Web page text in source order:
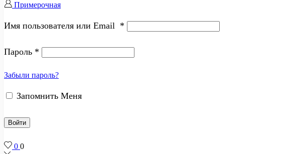
Примерочная
Имя пользователя или Email *
Пароль *
Забыли пароль?
Запомнить Меня
Войти
0 0